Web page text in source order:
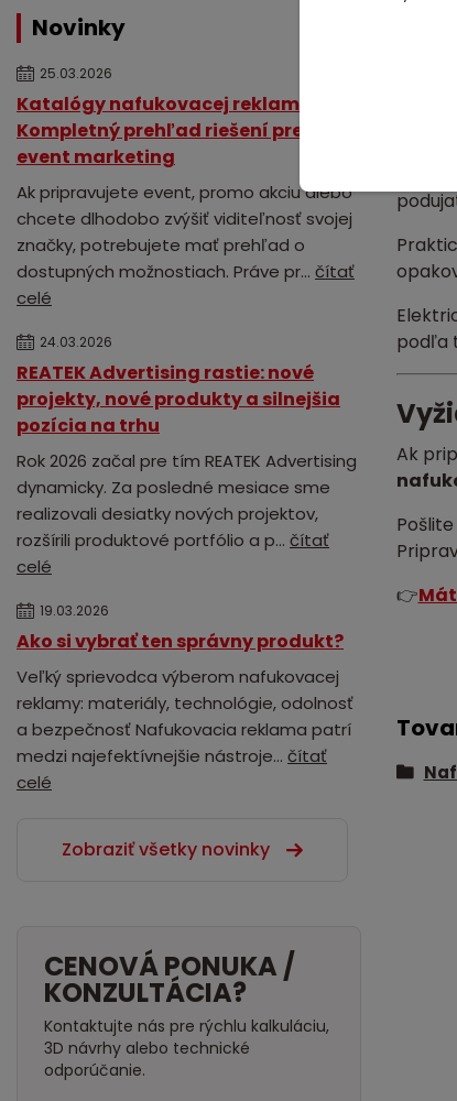
Novinky
25.03.2026
Katalógy nafukovacej reklamy:
Kompletný prehľad riešení pre váš
event marketing
Ak pripravujete event, promo akciu alebo
chcete dlhodobo zvýšiť viditeľnosť svojej
značky, potrebujete mať prehľad o
dostupných možnostiach. Práve pr... čítať
celé
24.03.2026
REATEK Advertising rastie: nové
projekty, nové produkty a silnejšia
pozícia na trhu
Rok 2026 začal pre tím REATEK Advertising
dynamicky. Za posledné mesiace sme
realizovali desiatky nových projektov,
rozšírili produktové portfólio a p... čítať
celé
19.03.2026
Ako si vybrať ten správny produkt?
Veľký sprievodca výberom nafukovacej
reklamy: materiály, technológie, odolnosť
a bezpečnosť Nafukovacia reklama patrí
medzi najefektívnejšie nástroje... čítať
celé
Zobraziť všetky novinky
CENOVÁ PONUKA /
KONZULTÁCIA?
Kontaktujte nás pre rýchlu kalkuláciu,
3D návrhy alebo technické
odporúčanie.
podľa
Ak
👉